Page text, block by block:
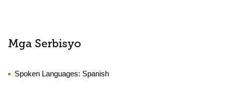
Mga Serbisyo
Spoken Languages: Spanish